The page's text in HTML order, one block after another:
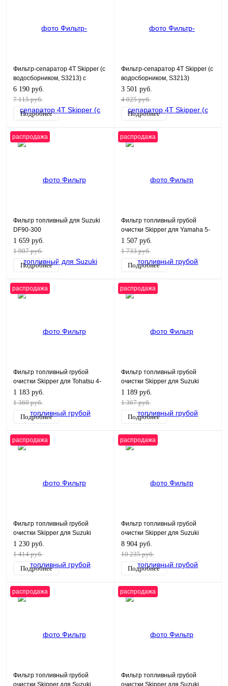
Фильтр-сепаратор 4T Skipper (с
водосборником, S3213) с
водосборником, малый
6 190 руб.
7 115 руб.
Подробнее
Фильтр-сепаратор 4T Skipper (с
водосборником, S3213)
3 501 руб.
4 025 руб.
Подробнее
распродажа
Фильтр топливный для Suzuki
DF90-300
1 659 руб.
1 907 руб.
Подробнее
распродажа
Фильтр топливный грубой
очистки Skipper для Yamaha 5-
90, F9.9-50
1 507 руб.
1 733 руб.
Подробнее
распродажа
Фильтр топливный грубой
очистки Skipper для Tohatsu 4-
30
1 183 руб.
1 360 руб.
Подробнее
распродажа
Фильтр топливный грубой
очистки Skipper для Suzuki
DF25-70, DF90-140
1 189 руб.
1 367 руб.
Подробнее
распродажа
Фильтр топливный грубой
очистки Skipper для Suzuki
DF200-DF300
1 230 руб.
1 414 руб.
Подробнее
распродажа
Фильтр топливный грубой
очистки Skipper для Suzuki
DF20-25, DF40-70, DF90-140
8 904 руб.
10 235 руб.
Подробнее
распродажа
Фильтр топливный грубой
очистки Skipper для Suzuki
распродажа
Фильтр топливный грубой
очистки Skipper для Suzuki